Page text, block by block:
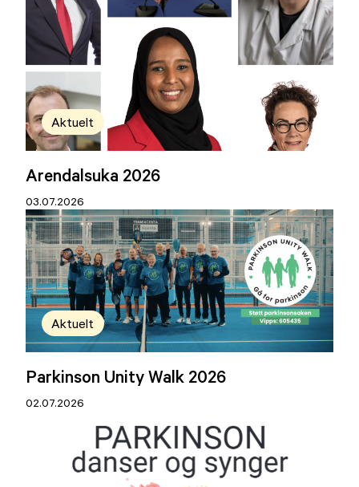
Aktuelt
Arendalsuka 2026
03.07.2026
Aktuelt
Parkinson Unity Walk 2026
02.07.2026